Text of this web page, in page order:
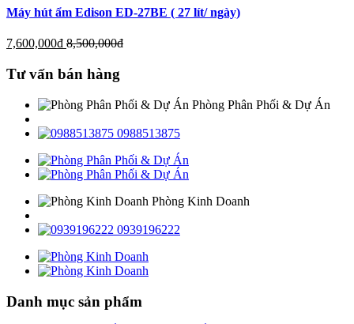
Máy hút ẩm Edison ED-27BE ( 27 lít/ ngày)
7,600,000đ 8,500,000đ
Tư vấn bán hàng
Phòng Phân Phối & Dự Án
0988513875
Phòng Kinh Doanh
0939196222
Danh mục sản phẩm